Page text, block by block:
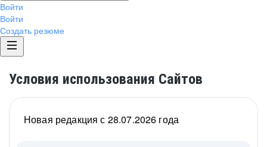
Войти
Войти
Создать резюме
Условия использования Сайтов
Новая редакция с 28.07.2026 года